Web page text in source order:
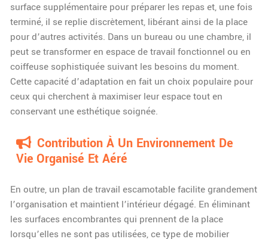
surface supplémentaire pour préparer les repas et, une fois
terminé, il se replie discrètement, libérant ainsi de la place
pour d’autres activités. Dans un bureau ou une chambre, il
peut se transformer en espace de travail fonctionnel ou en
coiffeuse sophistiquée suivant les besoins du moment.
Cette capacité d’adaptation en fait un choix populaire pour
ceux qui cherchent à maximiser leur espace tout en
conservant une esthétique soignée.
Contribution À Un Environnement De
Vie Organisé Et Aéré
En outre, un plan de travail escamotable facilite grandement
l’organisation et maintient l’intérieur dégagé. En éliminant
les surfaces encombrantes qui prennent de la place
lorsqu’elles ne sont pas utilisées, ce type de mobilier